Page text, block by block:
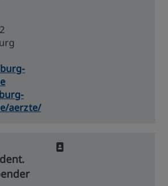
aerzte/